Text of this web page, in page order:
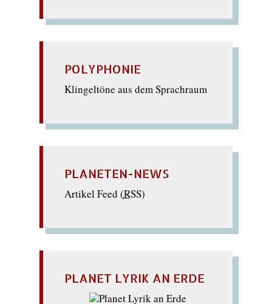
POLYPHONIE
Klingeltöne aus dem Sprachraum
PLANETEN-NEWS
Artikel Feed (RSS)
PLANET LYRIK AN ERDE